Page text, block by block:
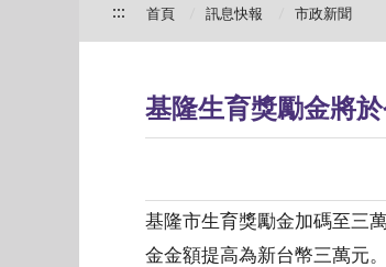
::: 首頁 訊息快報 市政新聞
基隆生育獎勵金將
基隆市生育獎勵金加碼至三
金金額提高為新台幣三萬元